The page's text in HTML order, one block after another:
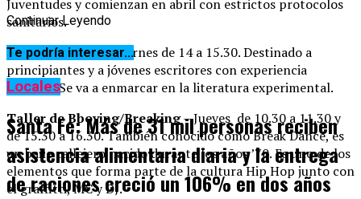
Juventudes y comienzan en abril con estrictos protocolos
sanitarios.
Taller literario– Viernes de 14 a 15.30. Destinado a
principiantes y a jóvenes escritores con experiencia
literaria. Se va a enmarcar en la literatura experimental.
Taller de Bboying/Breaking– Jueves de 10.30 a 11.30 y
de 15.30 a 16.30. También conocido como Break Dance, es
un baile callejero nacido durante los años ’70. Es uno de los
elementos que forma parte de la cultura Hip Hop junto con
el graffitti, MC y DJ.
Continuar Leyendo
Te podría interesar...
Locales
Santa Fe: Más de 31 mil personas reciben
asistencia alimentaria diaria y la entrega
de raciones creció un 106% en dos años